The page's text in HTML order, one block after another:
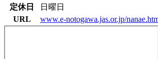
定休日
日曜日
URL
www.e-notogawa.jas.or.jp/